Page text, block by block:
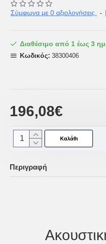
Σύμφωνα με 0 αξιολογήσεις. -
196,08€
Διαθέσιμο από 1 έως 3
Κωδικός: 38300406
Καλάθι
Περιγραφή